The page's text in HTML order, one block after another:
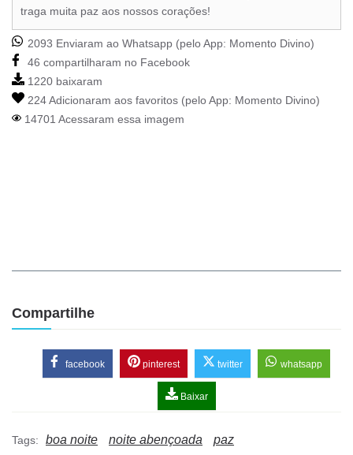
traga muita paz aos nossos corações!
2093 Enviaram ao Whatsapp (pelo App: Momento Divino)
46 compartilharam no Facebook
1220 baixaram
224 Adicionaram aos favoritos (pelo App: Momento Divino)
14701 Acessaram essa imagem
Compartilhe
facebook pinterest twitter whatsapp
Baixar
Tags: boa noite noite abençoada
paz